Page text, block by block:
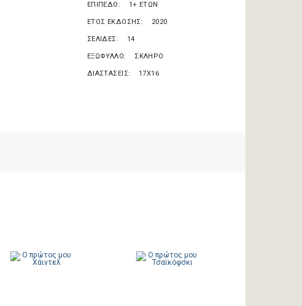
ΕΠΙΠΕΔΟ 1+ ΕΤΩΝ
ΕΤΟΣ ΕΚΔΟΣΗΣ 2020
ΣΕΛΙΔΕΣ 14
ΕΞΩΦΥΛΛΟ ΣΚΛΗΡΟ
ΔΙΑΣΤΑΣΕΙΣ 17X16